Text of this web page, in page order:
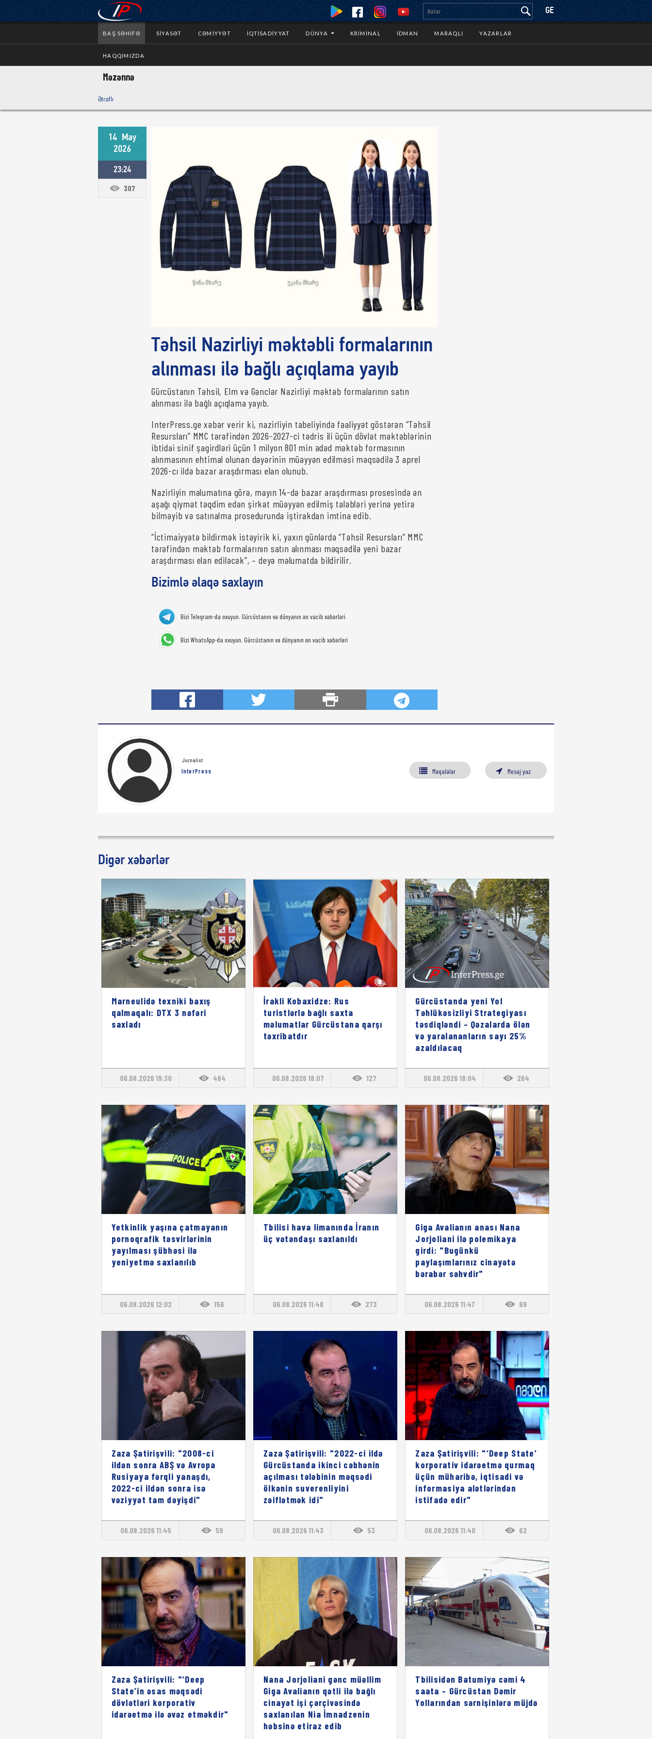
GE
BAŞ SƏHIFƏ SIYASƏT CƏMIYYƏT İQTISADIYYAT DÜNYA KRIMINAL İDMAN MARAQLI YAZARLAR
HAQQIMIZDA
Məzənnə
Ətraflı
14 May
2026
23:24
307
Təhsil Nazirliyi məktəbli formalarının
alınması ilə bağlı açıqlama yayıb
Gürcüstanın Təhsil, Elm və Gənclər Nazirliyi məktəb formalarının satın
alınması ilə bağlı açıqlama yayıb.
InterPress.ge xəbər verir ki, nazirliyin tabeliyində fəaliyyət göstərən “Təhsil
Resursları” MMC tərəfindən 2026-2027-ci tədris ili üçün dövlət məktəblərinin
ibtidai sinif şagirdləri üçün 1 milyon 801 min ədəd məktəb formasının
alınmasının ehtimal olunan dəyərinin müəyyən edilməsi məqsədilə 3 aprel
2026-cı ildə bazar araşdırması elan olunub.
Nazirliyin məlumatına görə, mayın 14-də bazar araşdırması prosesində ən
aşağı qiymət təqdim edən şirkət müəyyən edilmiş tələbləri yerinə yetirə
bilməyib və satınalma prosedurunda iştirakdan imtina edib.
“İctimaiyyətə bildirmək istəyirik ki, yaxın günlərdə “Təhsil Resursları” MMC
tərəfindən məktəb formalarının satın alınması məqsədilə yeni bazar
araşdırması elan ediləcək”, – deyə məlumatda bildirilir.
Bizimlə əlaqə saxlayın
Bizi Telegram-da oxuyun. Gürcüstanın və dünyanın ən vacib xəbərləri
Bizi WhatsApp-da oxuyun. Gürcüstanın və dünyanın ən vacib xəbərləri
Jurnalist
InterPress Məqalələr Mesaj yaz
Digər xəbərlər
Marneulidə texniki baxış
qalmaqalı: DTX 3 nəfəri
saxladı
06.08.2026 19:30 464
İrakli Kobaxidze: Rus
turistlərlə bağlı saxta
məlumatlar Gürcüstana qarşı
təxribatdır
06.08.2026 18:07 127
Gürcüstanda yeni Yol
Təhlükəsizliyi Strategiyası
təsdiqləndi – Qəzalarda ölən
və yaralananların sayı 25%
azaldılacaq
06.08.2026 18:04 264
Yetkinlik yaşına çatmayanın
pornoqrafik təsvirlərinin
yayılması şübhəsi ilə
yeniyetmə saxlanılıb
06.08.2026 12:02 156
Tbilisi hava limanında İranın
üç vətəndaşı saxlanıldı
06.08.2026 11:48 273
Giga Avalianın anası Nana
Jorjoliani ilə polemikaya
girdi: "Bugünkü
paylaşımlarınız cinayətə
bərabər səhvdir"
06.08.2026 11:47 69
Zaza Şatirişvili: "2008-ci
ildən sonra ABŞ və Avropa
Rusiyaya fərqli yanaşdı,
2022-ci ildən sonra isə
vəziyyət tam dəyişdi"
06.08.2026 11:45 59
Zaza Şatirişvili: "2022-ci ildə
Gürcüstanda ikinci cəbhənin
açılması tələbinin məqsədi
ölkənin suverenliyini
zəiflətmək idi"
06.08.2026 11:43 53
Zaza Şatirişvili: "‘Deep State’
korporativ idarəetmə qurmaq
üçün müharibə, iqtisadi və
informasiya alətlərindən
istifadə edir"
06.08.2026 11:40 62
Zaza Şatirişvili: "‘Deep
State’in əsas məqsədi
dövlətləri korporativ
idarəetmə ilə əvəz etməkdir"
Nana Jorjoliani gənc müəllim
Giga Avalianın qətli ilə bağlı
cinayət işi çərçivəsində
saxlanılan Nia İmnadzenin
həbsinə etiraz edib
Tbilisidən Batumiyə cəmi 4
saata – Gürcüstan Dəmir
Yollarından sərnişinlərə müjdə